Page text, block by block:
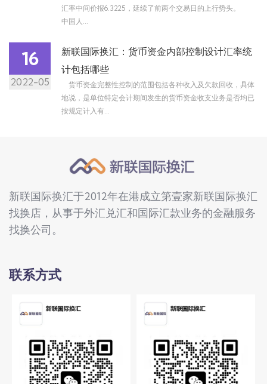
汇率中间价报6.3225，延续了前两个交易日的上行势头。
中国人...
16
2022-05
新联国际换汇：货币资金内部控制设计汇率统
计包括哪些
货币资金完整性控制的范围包括各种收入及欠款回收，具体
地说，是单位特定会计期间发生的货币资金收支业务是否均已
按规定计入有...
新联国际换汇于2012年在港成立第壹家新联国际换汇
找换店，从事于外汇兑汇和国际汇款业务的金融服务
找换公司。
联系方式